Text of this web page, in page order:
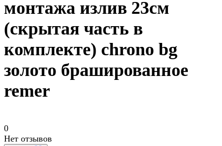
монтажа излив 23см
(скрытая часть в
комплекте) chrono bg
золото брашированное
remer
0
Нет отзывов